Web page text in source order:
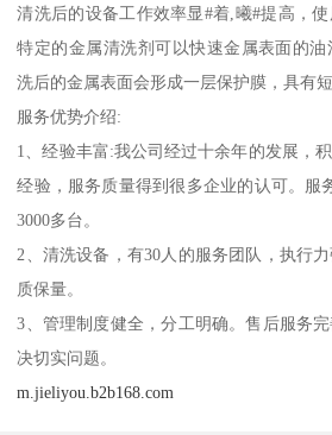
清洗后的设备工作效率显#着,曦#提高，
特定的金属清洗剂可以快速金属表面的
洗后的金属表面会形成一层保护膜，具有短
服务优势介绍:
1、经验丰富:我公司经过十余年的发展，
经验，服务质量得到很多企业的认可。服
3000多台。
2、清洗设备，有30人的服务团队，执行
质保量。
3、管理制度健全，分工明确。售后服务
决切实问题。
m.jieliyou.b2b168.com